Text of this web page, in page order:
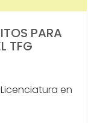
PARA
TFG
en